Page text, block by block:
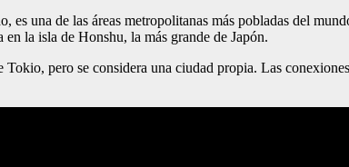
una de las áreas metropolitanas más pobladas del
la isla de Honshu, la más grande de Japón.
pero se considera una ciudad propia. Las